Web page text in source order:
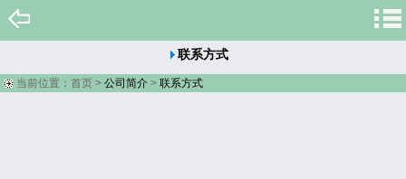
联系方式
当前位置： 首页 > 公司简介 > 联系方式